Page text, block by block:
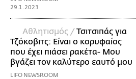
29.1.2023
Αθλητισμός /Τσιτσιπάς για
Τζόκοβιτς: Είναι ο κορυφαίος
που έχει πιάσει ρακέτα- Μου
βγάζει τον καλύτερο εαυτό μου
LIFO NEWSROOM